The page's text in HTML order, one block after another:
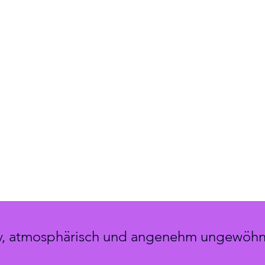
atmosphärisch und angenehm